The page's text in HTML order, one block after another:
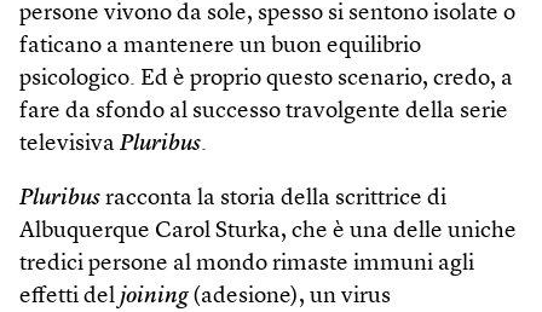
persone vivono da sole, spesso si sentono isolate o
faticano a mantenere un buon equilibrio
psicologico. Ed è proprio questo scenario, credo, a
fare da sfondo al successo travolgente della serie
televisiva Pluribus.
Pluribus racconta la storia della scrittrice di
Albuquerque Carol Sturka, che è una delle uniche
tredici persone al mondo rimaste immuni agli
effetti del joining(adesione), un virus